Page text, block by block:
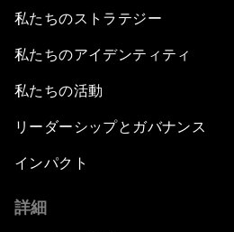
私たちのストラテジー
私たちのアイデンティティ
私たちの活動
リーダーシップとガバナンス
インパクト
詳細